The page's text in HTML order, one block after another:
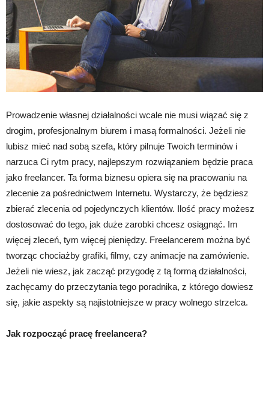
Prowadzenie własnej działalności wcale nie musi wiązać się z
drogim, profesjonalnym biurem i masą formalności. Jeżeli nie
lubisz mieć nad sobą szefa, który pilnuje Twoich terminów i
narzuca Ci rytm pracy, najlepszym rozwiązaniem będzie praca
jako freelancer. Ta forma biznesu opiera się na pracowaniu na
zlecenie za pośrednictwem Internetu. Wystarczy, że będziesz
zbierać zlecenia od pojedynczych klientów. Ilość pracy możesz
dostosować do tego, jak duże zarobki chcesz osiągnąć. Im
więcej zleceń, tym więcej pieniędzy. Freelancerem można być
tworząc chociażby grafiki, filmy, czy animacje na zamówienie.
Jeżeli nie wiesz, jak zacząć przygodę z tą formą działalności,
zachęcamy do przeczytania tego poradnika, z którego dowiesz
się, jakie aspekty są najistotniejsze w pracy wolnego strzelca.
Jak rozpocząć pracę freelancera?